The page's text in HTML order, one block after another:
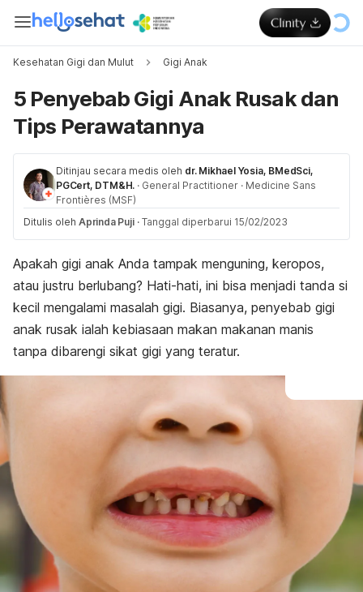
Kesehatan Gigi dan Mulut Gigi Anak
5 Penyebab Gigi Anak Rusak dan
Tips Perawatannya
Ditinjau secara medis oleh dr. Mikhael Yosia, BMedSci,
PGCert, DTM&H. · General Practitioner · Medicine Sans
Frontières (MSF)
Ditulis oleh Aprinda Puji · Tanggal diperbarui 15/02/2023
Apakah gigi anak Anda tampak menguning, keropos,
atau justru berlubang? Hati-hati, ini bisa menjadi tanda si
kecil mengalami masalah gigi. Biasanya, penyebab gigi
anak rusak ialah kebiasaan makan makanan manis
tanpa dibarengi sikat gigi yang teratur.